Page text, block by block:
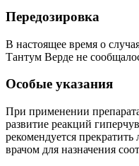
Передозировка
В настоящее время о
Тантум Верде не
Особые указания
При применении
развитие реакций
рекомендуется прекратить
врачом для назначения